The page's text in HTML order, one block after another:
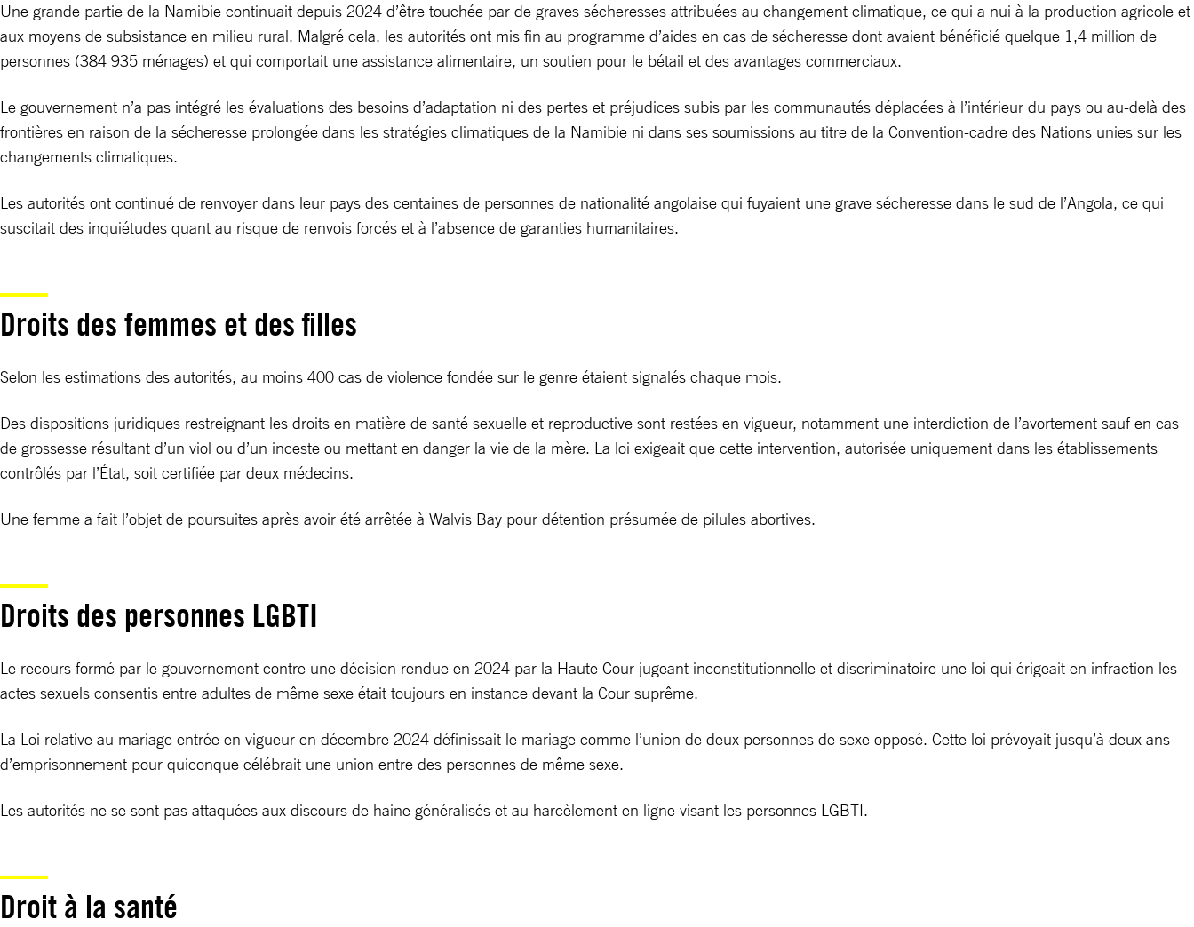
Une grande partie de la Namibie continuait depuis 2024 d’être touchée par de graves sécheresses attribuées au changement climatique, ce qui a nui à la production agricole et
aux moyens de subsistance en milieu rural. Malgré cela, les autorités ont mis fin au programme d’aides en cas de sécheresse dont avaient bénéficié quelque 1,4 million de
personnes (384 935 ménages) et qui comportait une assistance alimentaire, un soutien pour le bétail et des avantages commerciaux.
Le gouvernement n’a pas intégré les évaluations des besoins d’adaptation ni des pertes et préjudices subis par les communautés déplacées à l’intérieur du pays ou au-delà des
frontières en raison de la sécheresse prolongée dans les stratégies climatiques de la Namibie ni dans ses soumissions au titre de la Convention-cadre des Nations unies sur les
changements climatiques.
Les autorités ont continué de renvoyer dans leur pays des centaines de personnes de nationalité angolaise qui fuyaient une grave sécheresse dans le sud de l’Angola, ce qui
suscitait des inquiétudes quant au risque de renvois forcés et à l’absence de garanties humanitaires.
Droits des femmes et des filles
Selon les estimations des autorités, au moins 400 cas de violence fondée sur le genre étaient signalés chaque mois.
Des dispositions juridiques restreignant les droits en matière de santé sexuelle et reproductive sont restées en vigueur, notamment une interdiction de l’avortement sauf en cas
de grossesse résultant d’un viol ou d’un inceste ou mettant en danger la vie de la mère. La loi exigeait que cette intervention, autorisée uniquement dans les établissements
contrôlés par l’État, soit certifiée par deux médecins.
Une femme a fait l’objet de poursuites après avoir été arrêtée à Walvis Bay pour détention présumée de pilules abortives.
Droits des personnes LGBTI
Le recours formé par le gouvernement contre une décision rendue en 2024 par la Haute Cour jugeant inconstitutionnelle et discriminatoire une loi qui érigeait en infraction les
actes sexuels consentis entre adultes de même sexe était toujours en instance devant la Cour suprême.
La Loi relative au mariage entrée en vigueur en décembre 2024 définissait le mariage comme l’union de deux personnes de sexe opposé. Cette loi prévoyait jusqu’à deux ans
d’emprisonnement pour quiconque célébrait une union entre des personnes de même sexe.
Les autorités ne se sont pas attaquées aux discours de haine généralisés et au harcèlement en ligne visant les personnes LGBTI.
Droit à la santé